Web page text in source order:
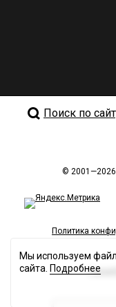
Поиск по
© 2001—2026
Политика
Мы используем
сайта. Подробнее